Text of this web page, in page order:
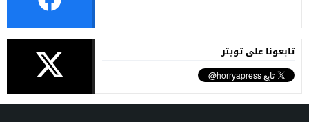
تابعونا على تويتر